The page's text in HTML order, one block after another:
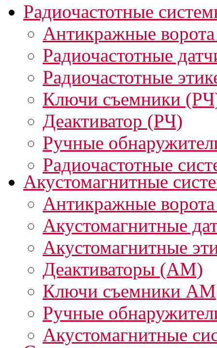
Радиочастотные
Антикражные
Радиочастотные
Радиочастотные
Ключи съемники
Деактиватор (РЧ)
Ручные
Радиочастотные
Акустомагнитные
Антикражные
Акустомагнитные
Акустомагнитные
Деактиваторы (АМ)
Ключи съемники АМ
Ручные
Акустомагнитные